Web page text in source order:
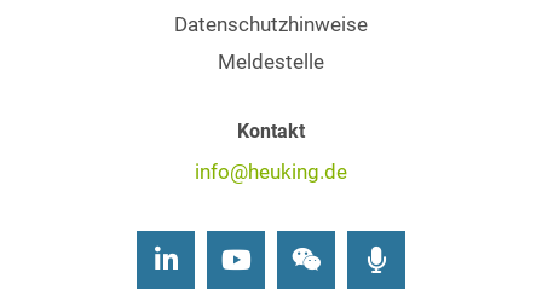
Datenschutzhinweise
Meldestelle
Kontakt
info@heuking.de
LinkedInYoutubeWechat